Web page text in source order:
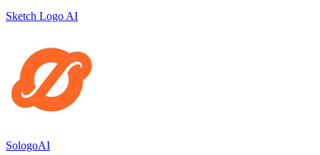
Sketch Logo AI
SologoAI